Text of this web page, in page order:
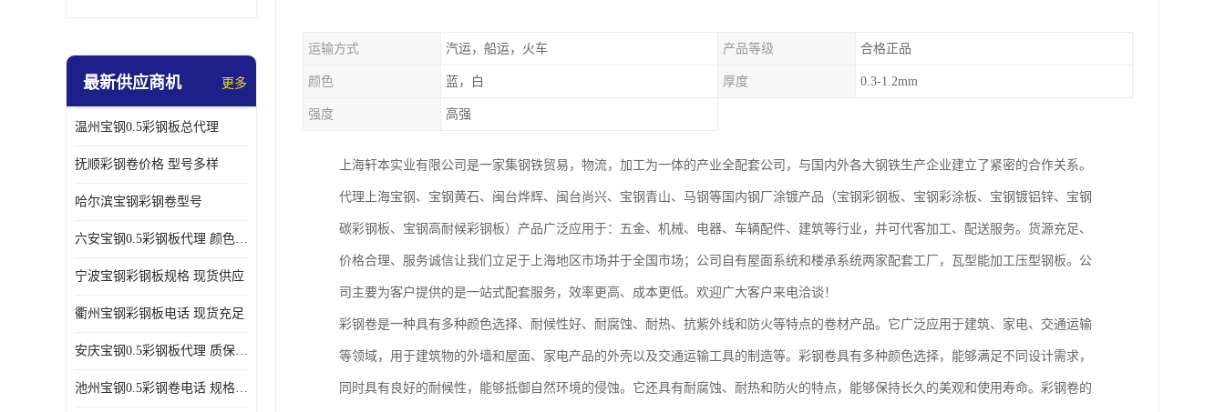
最新供应商机 更多
温州宝钢0.5彩钢板总代理
抚顺彩钢卷价格 型号多样
哈尔滨宝钢彩钢卷型号
六安宝钢0.5彩钢板代理 颜色定制
宁波宝钢彩钢板规格 现货供应
衢州宝钢彩钢板电话 现货充足
安庆宝钢0.5彩钢板代理 质保十年起
池州宝钢0.5彩钢卷电话 规格多样
运输方式 汽运，船运，火车 产品等级 合格正品
颜色 蓝，白 厚度 0.3-1.2mm
强度 高强
上海轩本实业有限公司是一家集钢铁贸易，物流，加工为一体的产业全配套公司，与国内外各大钢铁生产企业建立了紧密的合作关系。
代理上海宝钢、宝钢黄石、闽台烨辉、闽台尚兴、宝钢青山、马钢等国内钢厂涂镀产品（宝钢彩钢板、宝钢彩涂板、宝钢镀铝锌、宝钢
碳彩钢板、宝钢高耐候彩钢板）产品广泛应用于：五金、机械、电器、车辆配件、建筑等行业，并可代客加工、配送服务。货源充足、
价格合理、服务诚信让我们立足于上海地区市场并于全国市场；公司自有屋面系统和楼承系统两家配套工厂，瓦型能加工压型钢板。公
司主要为客户提供的是一站式配套服务，效率更高、成本更低。欢迎广大客户来电洽谈！
彩钢卷是一种具有多种颜色选择、耐候性好、耐腐蚀、耐热、抗紫外线和防火等特点的卷材产品。它广泛应用于建筑、家电、交通运输
等领域，用于建筑物的外墙和屋面、家电产品的外壳以及交通运输工具的制造等。彩钢卷具有多种颜色选择，能够满足不同设计需求，
同时具有良好的耐候性，能够抵御自然环境的侵蚀。它还具有耐腐蚀、耐热和防火的特点，能够保持长久的美观和使用寿命。彩钢卷的